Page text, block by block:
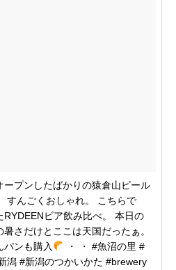
ープンしたばかりの猿倉山ビール
すんごくおしゃれ。 こちらで
ビア飲み比べ。 本日の
さだけとここは天国だったぁ。
ンも購入
・ ・ #魚沼の里 #
潟 #新潟のつかいかた #brewery